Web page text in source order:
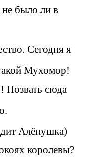
было ли в
Сегодня я
Мухомор!
Позвать сюда
королевы?